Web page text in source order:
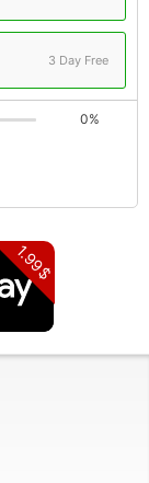
3 Day Free
0%
1.99$